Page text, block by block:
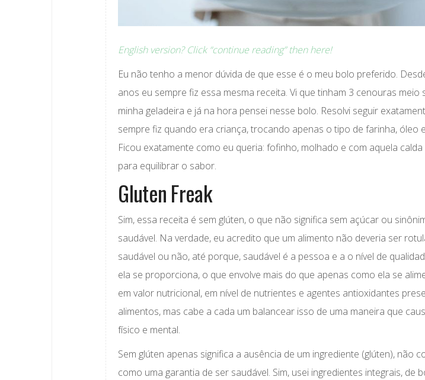
English version? Click “continue reading” then here!
Eu não tenho a menor dúvida de que esse é o meu bolo preferido.
anos eu sempre fiz essa mesma receita. Vi que tinham 3 cenouras meio
minha geladeira e já na hora pensei nesse bolo. Resolvi seguir
sempre fiz quando era criança, trocando apenas o tipo de farinha, óleo
Ficou exatamente como eu queria: fofinho, molhado e com aquela calda
para equilibrar o sabor.
Gluten Freak
Sim, essa receita é sem glúten, o que não significa sem açúcar ou
saudável. Na verdade, eu acredito que um alimento não deveria ser
saudável ou não, até porque, saudável é a pessoa e a o nível de
ela se proporciona, o que envolve mais do que apenas como ela se
em valor nutricional, em nível de nutrientes e agentes antioxidantes
alimentos, mas cabe a cada um balancear isso de uma maneira que
físico e mental.
Sem glúten apenas significa a ausência de um ingrediente (glúten), não
como uma garantia de ser saudável. Sim, usei ingredientes integrais, de